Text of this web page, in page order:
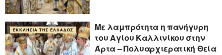
ΕΚΚΛΗΣΊΑ ΤΗΣ ΕΛΛΆΔΟΣ
Με λαμπρότητα η πανήγυρη
του Αγίου Καλλινίκου στην
Άρτα – Πολυαρχιερατική Θεία